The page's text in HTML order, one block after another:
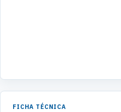
FICHA TÉCNICA